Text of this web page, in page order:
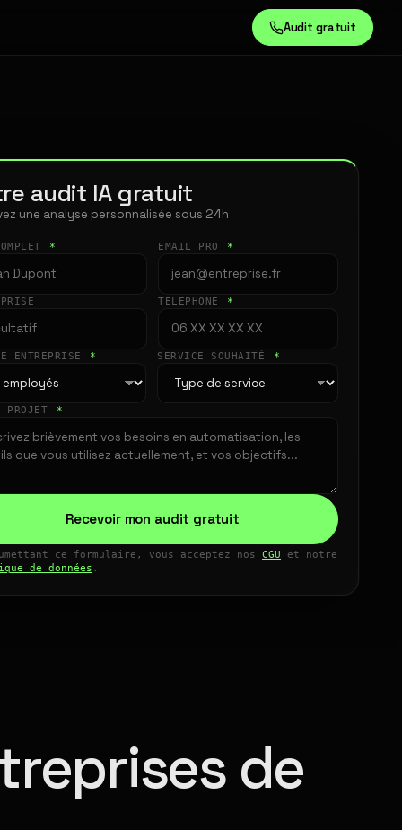
Audit gratuit
audit IA gratuit
une analyse personnalisée sous 24h
* EMAIL PRO *
TÉLÉPHONE *
ENTREPRISE * SERVICE SOUHAITÉ *
PROJET *
Recevoir mon audit gratuit
ce formulaire, vous acceptez nos CGU et notre
de données .
de